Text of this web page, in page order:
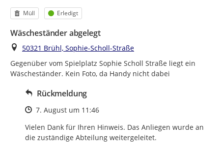
Kategorie
Müll Status
Erledigt
Wäscheständer abgelegt
Ort
50321 Brühl, Sophie-Scholl-Straße
Gegenüber vom Spielplatz Sophie Scholl Straße liegt ein
Wäscheständer. Kein Foto, da Handy nicht dabei
Rückmeldung
Zeitpunkt des Erstellens
7. August um 11:46
Vielen Dank für Ihren Hinweis. Das Anliegen wurde an
die zuständige Abteilung weitergeleitet.